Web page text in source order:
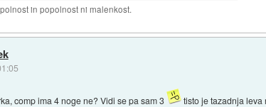
in popolnost ni malenkost.
comp ima 4 noge ne? Vidi se pa sam 3 tisto je tazadnja leva